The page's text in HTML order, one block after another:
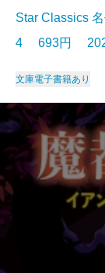
Star Classics
4 693円
文庫電子書籍あり